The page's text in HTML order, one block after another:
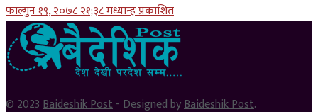
फाल्गुन १९, २०७८ २१;३८ मध्यान्ह प्रकाशित
© 2023Baideshik Post- Designed byBaideshik Post.